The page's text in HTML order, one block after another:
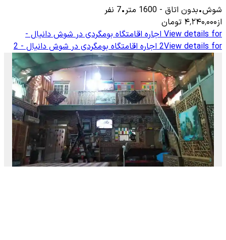
شوش•بدون اتاق -
1600 متر•
7 نفر
از۴٬۲۴۰٬۰۰۰ تومان
View details for اجاره اقامتگاه بومگردی در شوش دانیال -
2View details for اجاره اقامتگاه بومگردی در شوش دانیال - 2